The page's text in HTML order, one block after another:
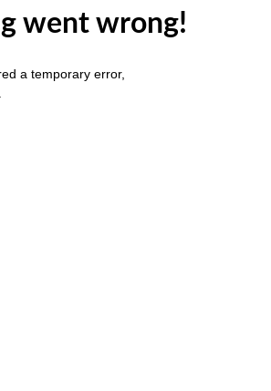
went wrong!
a temporary error,